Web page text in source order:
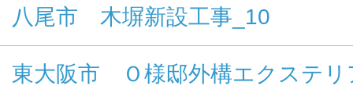
八尾市 木塀新設工事_10
東大阪市 Ｏ様邸外構エクステリ